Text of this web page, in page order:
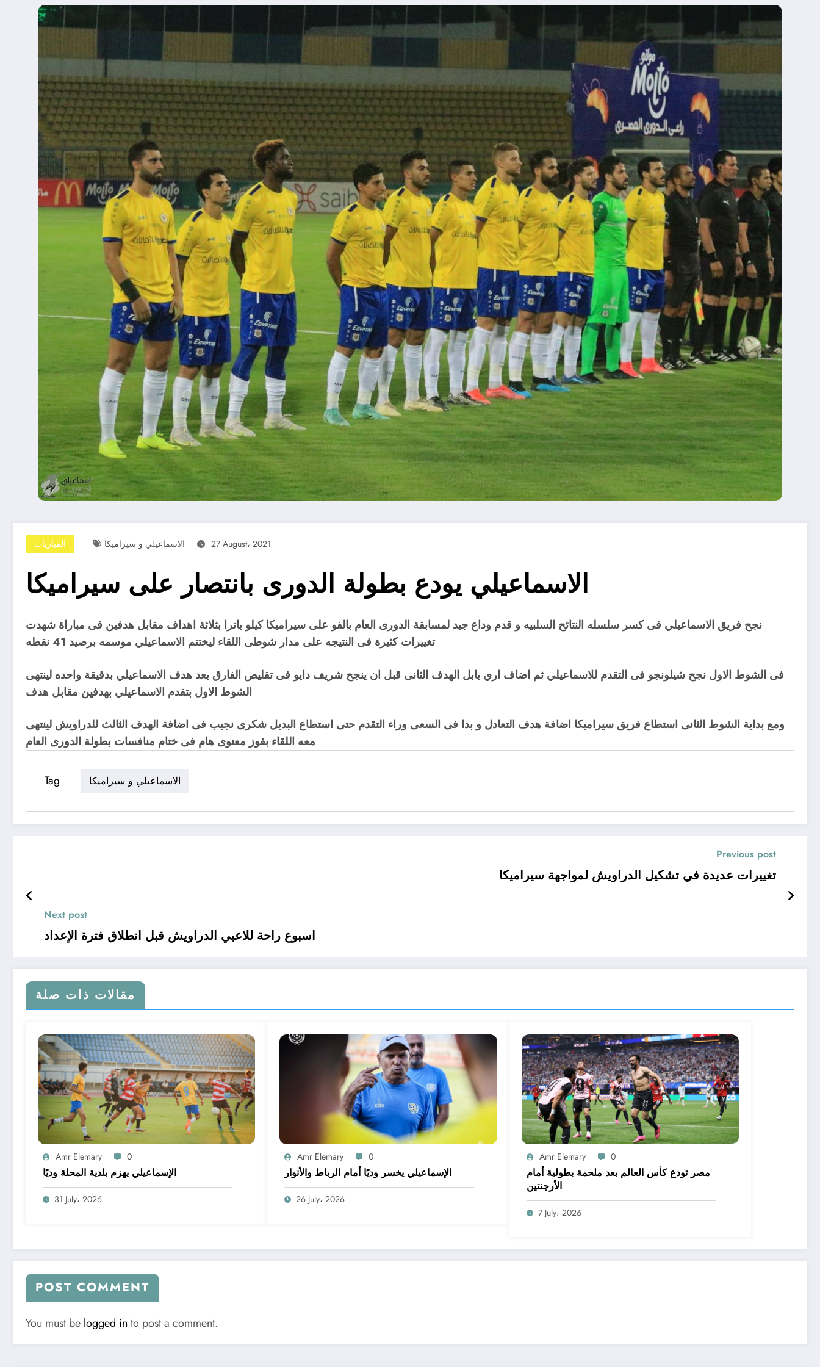
المباريات الاسماعيلي و سيراميكا 27 August، 2021
الاسماعيلي يودع بطولة الدورى بانتصار على سيراميكا
نجح فريق الاسماعيلي فى كسر سلسله النتائح السلبيه و قدم وداع جيد لمسابقة الدورى العام بالفو على سيراميكا كيلو باترا بثلاثة اهداف مقابل هدفين فى مباراة شهدت
تغييرات كثيرة فى النتيجه على مدار شوطى اللقاء ليختتم الاسماعيلي موسمه برصيد 41 نقطه
فى الشوط الاول نجح شيلونجو فى التقدم للاسماعيلي ثم اضاف اري بابل الهدف الثانى قبل ان ينجح شريف دايو فى تقليص الفارق بعد هدف الاسماعيلي بدقيقة واحده لينتهى
الشوط الاول بتقدم الاسماعيلي بهدفين مقابل هدف
ومع بداية الشوط الثانى استطاع فريق سيراميكا اضافة هدف التعادل و بدا فى السعى وراء التقدم حتى استطاع البديل شكرى نجيب فى اضافة الهدف الثالث للدراويش لينتهى
معه اللقاء بفوز معنوى هام فى ختام منافسات بطولة الدورى العام
Tag الاسماعيلي و سيراميكا
Previous post
تغييرات عديدة في تشكيل الدراويش لمواجهة سيراميكا
Next post
اسبوع راحة للاعبي الدراويش قبل انطلاق فترة الإعداد
مقالات ذات صلة
Amr Elemary 0
الإسماعيلي يهزم بلدية المحلة وديًا
31 July، 2026
Amr Elemary 0
الإسماعيلي يخسر وديًا أمام الرباط والأنوار
26 July، 2026
Amr Elemary 0
مصر تودع كأس العالم بعد ملحمة بطولية أمام
الأرجنتين
7 July، 2026
POST COMMENT
You must be logged in to post a comment.